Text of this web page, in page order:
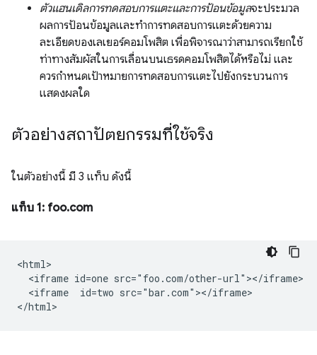
ตัวแฮนเดิลการทดสอบการแตะและการป้อนข้อมูลจะประมวล
ผลการป้อนข้อมูลและทำการทดสอบการแตะด้วยความ
ละเอียดของเลเยอร์คอมโพสิต เพื่อพิจารณาว่าสามารถเรียกใช้
ท่าทางสัมผัสในการเลื่อนบนเธรดคอมโพสิตได้หรือไม่ และ
ควรกำหนดเป้าหมายการทดสอบการแตะไปยังกระบวนการ
แสดงผลใด
ตัวอย่างสถาปัตยกรรมที่ใช้จริง
ในตัวอย่างนี้ มี 3 แท็บ ดังนี้
แท็บ 1: foo.com
<html>
  <iframe id=one src="foo.com/other-url"></iframe>
  <iframe  id=two src="bar.com"></iframe>